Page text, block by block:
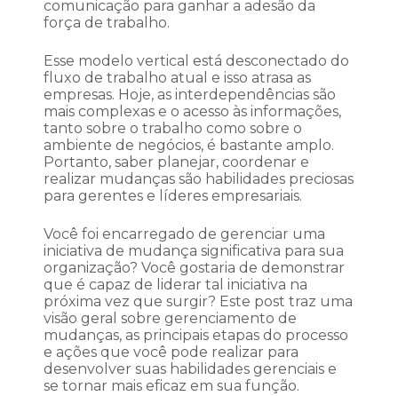
comunicação para ganhar a adesão da
força de trabalho.
Esse modelo vertical está desconectado do
fluxo de trabalho atual e isso atrasa as
empresas. Hoje, as interdependências são
mais complexas e o acesso às informações,
tanto sobre o trabalho como sobre o
ambiente de negócios, é bastante amplo.
Portanto, saber planejar, coordenar e
realizar mudanças são habilidades preciosas
para gerentes e líderes empresariais.
Você foi encarregado de gerenciar uma
iniciativa de mudança significativa para sua
organização? Você gostaria de demonstrar
que é capaz de liderar tal iniciativa na
próxima vez que surgir? Este post traz uma
visão geral sobre gerenciamento de
mudanças, as principais etapas do processo
e ações que você pode realizar para
desenvolver suas habilidades gerenciais e
se tornar mais eficaz em sua função.